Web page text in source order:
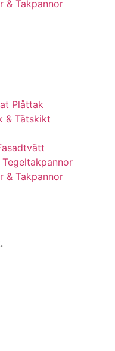
& Takpannor
Plåttak
& Tätskikt
& Takpannor